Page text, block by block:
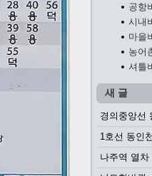
공항
시내
마을
농어
셔틀
새 글
나주역 열차